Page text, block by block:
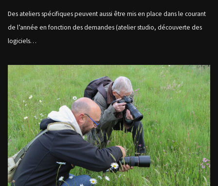
Des ateliers spécifiques peuvent aussi être mis en place dans le courant
de l’année en fonction des demandes (atelier studio, découverte des
logiciels…